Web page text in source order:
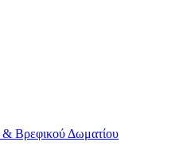
Βρεφικού Δωματίου